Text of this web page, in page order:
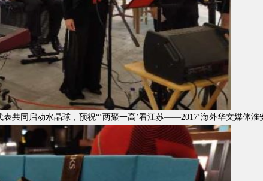
共同启动水晶球，预祝“‘两聚一高’看江苏——2017‘海外华文媒体淮